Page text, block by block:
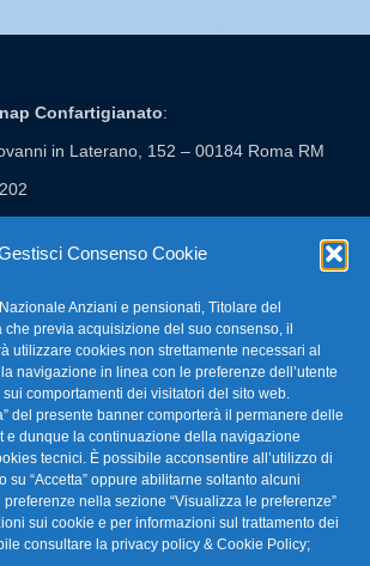
Consenso Cookie
Anziani e pensionati, Titolare del
che previa acquisizione del suo consenso, il
utilizzare cookies non strettamente necessari al
navigazione in linea con le preferenze dell’utente
sui comportamenti dei visitatori del sito web.
del presente banner comporterà il permanere delle
e dunque la continuazione della navigazione
tecnici. È possibile acconsentire all’utilizzo di
su “Accetta” oppure abilitarne soltanto alcuni
nella sezione “Visualizza le preferenze”
sui cookie e per informazioni sul trattamento dei
consultare la privacy policy & Cookie Policy;
Confartigianato:
in Laterano, 152 – 00184 Roma RM
Frequenti
Policy